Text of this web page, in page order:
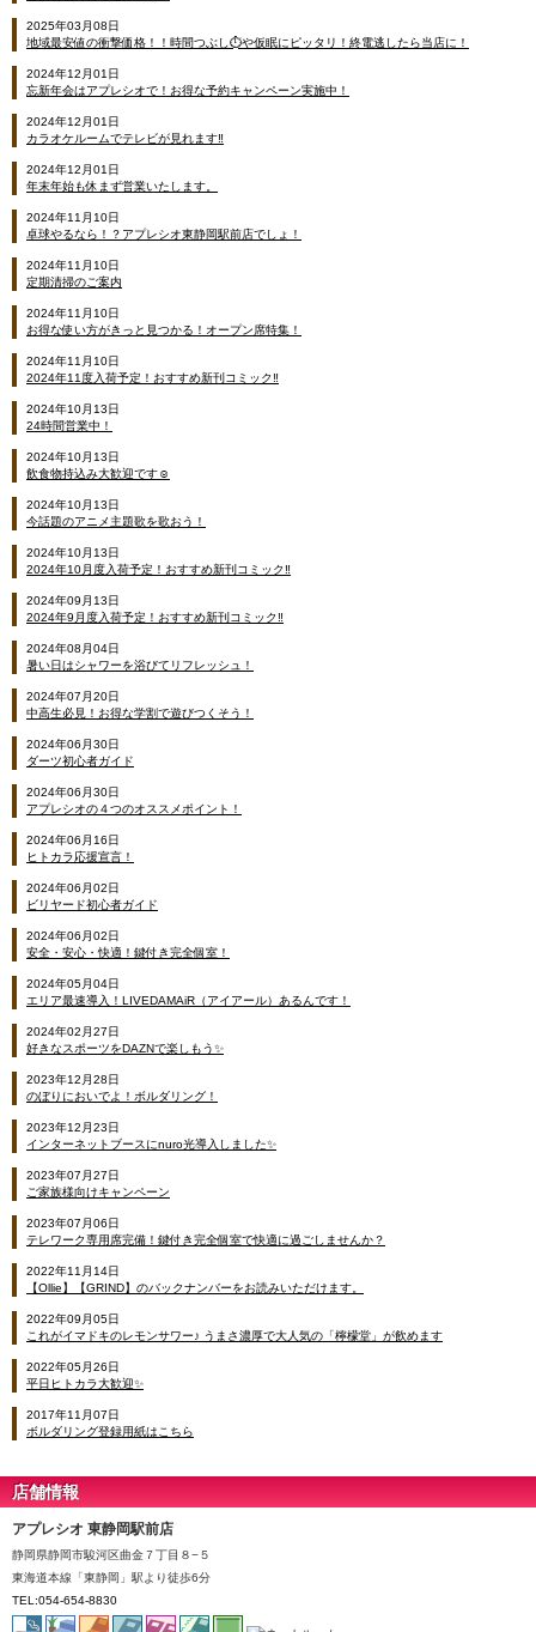
2025年03月08日
地域最安値の衝撃価格！！時間つぶし⏱や仮眠にピッタリ！終電逃したら当店に！
2024年12月01日
忘新年会はアプレシオで！お得な予約キャンペーン実施中！
2024年12月01日
カラオケルームでテレビが見れます‼
2024年12月01日
年末年始も休まず営業いたします。
2024年11月10日
卓球やるなら！？アプレシオ東静岡駅前店でしょ！
2024年11月10日
定期清掃のご案内
2024年11月10日
お得な使い方がきっと見つかる！オープン席特集！
2024年11月10日
2024年11度入荷予定！おすすめ新刊コミック‼
2024年10月13日
24時間営業中！
2024年10月13日
飲食物持込み大歓迎です☺
2024年10月13日
今話題のアニメ主題歌を歌おう！
2024年10月13日
2024年10月度入荷予定！おすすめ新刊コミック‼
2024年09月13日
2024年9月度入荷予定！おすすめ新刊コミック‼
2024年08月04日
暑い日はシャワーを浴びてリフレッシュ！
2024年07月20日
中高生必見！お得な学割で遊びつくそう！
2024年06月30日
ダーツ初心者ガイド
2024年06月30日
アプレシオの４つのオススメポイント！
2024年06月16日
ヒトカラ応援宣言！
2024年06月02日
ビリヤード初心者ガイド
2024年06月02日
安全・安心・快適！鍵付き完全個室！
2024年05月04日
エリア最速導入！LIVEDAMAiR（アイアール）あるんです！
2024年02月27日
好きなスポーツをDAZNで楽しもう✨
2023年12月28日
のぼりにおいでよ！ボルダリング！
2023年12月23日
インターネットブースにnuro光導入しました✨
2023年07月27日
ご家族様向けキャンペーン
2023年07月06日
テレワーク専用席完備！鍵付き完全個室で快適に過ごしませんか？
2022年11月14日
【Ollie】【GRIND】のバックナンバーをお読みいただけます。
2022年09月05日
これがイマドキのレモンサワー♪ うまさ濃厚で大人気の「檸檬堂」が飲めます
2022年05月26日
平日ヒトカラ大歓迎✨
2017年11月07日
ボルダリング登録用紙はこちら
店舗情報
アプレシオ 東静岡駅前店
静岡県静岡市駿河区曲金７丁目８−５
東海道本線「東静岡」駅より徒歩6分
TEL:054-654-8830